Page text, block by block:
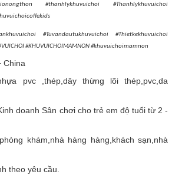
#thanhlykhuvuichoi #Thanhlykhuvuichoi
#Tuvandautukhuvuichoi #Thietkekhuvuichoi
#KHUVUICHOIMAMNON #khuvuichoimamnon
China
pvc ,thép,dây thừng lõi thép,pvc,da
doanh Sân chơi cho trẻ em độ tuổi từ 2 -
khám,nhà hàng hàng,khách sạn,nhà
theo yêu cầu.